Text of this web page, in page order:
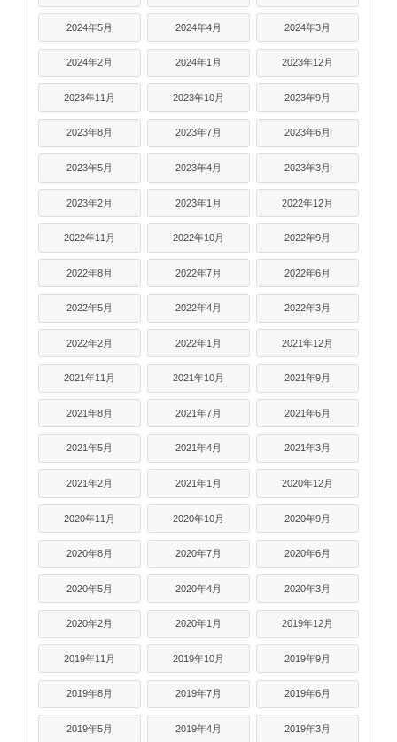
2024年5月 2024年4月 2024年3月
2024年2月 2024年1月 2023年12月
2023年11月 2023年10月 2023年9月
2023年8月 2023年7月 2023年6月
2023年5月 2023年4月 2023年3月
2023年2月 2023年1月 2022年12月
2022年11月 2022年10月 2022年9月
2022年8月 2022年7月 2022年6月
2022年5月 2022年4月 2022年3月
2022年2月 2022年1月 2021年12月
2021年11月 2021年10月 2021年9月
2021年8月 2021年7月 2021年6月
2021年5月 2021年4月 2021年3月
2021年2月 2021年1月 2020年12月
2020年11月 2020年10月 2020年9月
2020年8月 2020年7月 2020年6月
2020年5月 2020年4月 2020年3月
2020年2月 2020年1月 2019年12月
2019年11月 2019年10月 2019年9月
2019年8月 2019年7月 2019年6月
2019年5月 2019年4月 2019年3月